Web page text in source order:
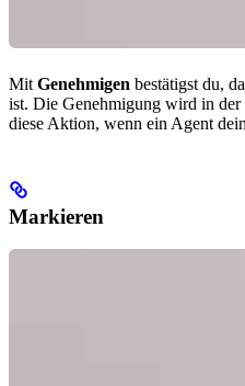
Mit Genehmigen bestätigst du,
ist. Die Genehmigung wird in
diese Aktion, wenn ein Agent
Markieren